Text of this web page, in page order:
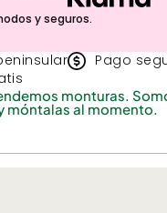
y seguros.
Pago
monturas.
móntalas al momento.